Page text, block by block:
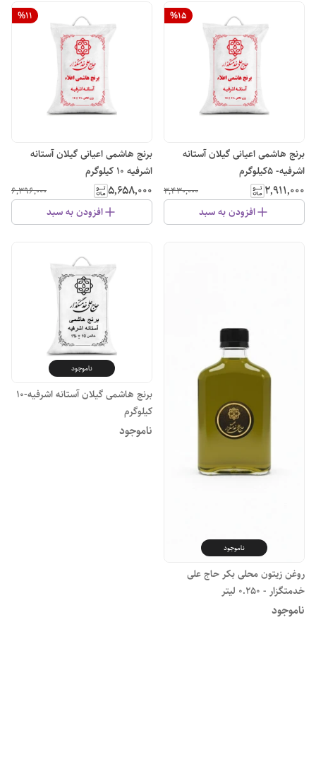
%15
برنج هاشمی اعیانی گیلان آستانه
اشرفیه- 5کیلوگرم
۲٬۹۱۱٬۰۰۰ ۳٬۴۳۰٬۰۰۰
افزودن به سبد
%11
برنج هاشمی اعیانی گیلان آستانه
اشرفیه ۱۰ کیلوگرم
۵٬۶۵۸٬۰۰۰ ۶٬۳۹۶٬۰۰۰
افزودن به سبد
ناموجود
روغن زیتون محلی بکر حاج علی
خدمتگزار - 0.250 لیتر
ناموجود
ناموجود
برنج هاشمی گیلان آستانه اشرفیه-10
کیلوگرم
ناموجود